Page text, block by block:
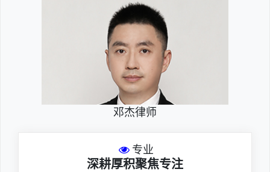
邓杰律师
专业
深耕厚积聚焦专注